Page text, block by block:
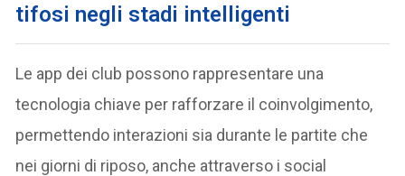
tifosi negli stadi intelligenti
Le app dei club possono rappresentare una
tecnologia chiave per rafforzare il coinvolgimento,
permettendo interazioni sia durante le partite che
nei giorni di riposo, anche attraverso i social